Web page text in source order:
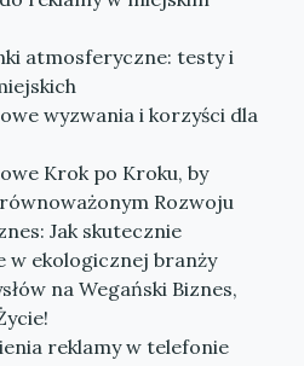
atmosferyczne: testy i
wyzwania i korzyści dla
Krok po Kroku, by
Rozwoju
Jak skutecznie
w ekologicznej branży
na Wegański Biznes,
reklamy w telefonie